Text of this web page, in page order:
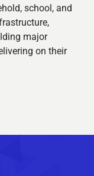
school, and
major
on their